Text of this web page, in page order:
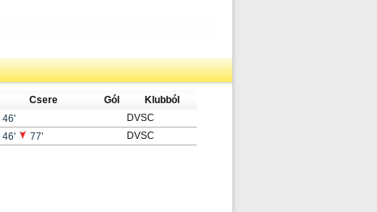
Csere Gól
Klubból
46'
DVSC
46' 77' DVSC